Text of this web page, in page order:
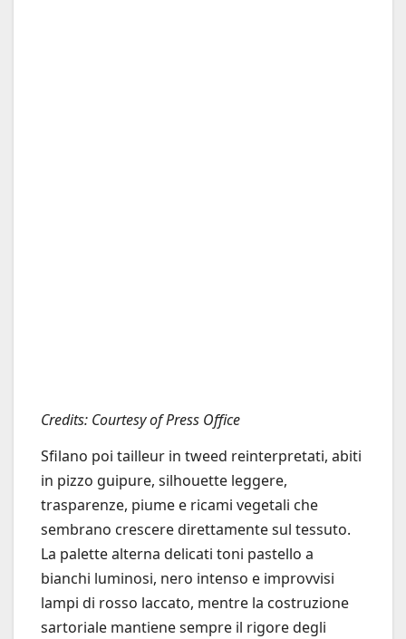
Credits: Courtesy of Press Office
Sfilano poi tailleur in tweed reinterpretati, abiti
in pizzo guipure, silhouette leggere,
trasparenze, piume e ricami vegetali che
sembrano crescere direttamente sul tessuto.
La palette alterna delicati toni pastello a
bianchi luminosi, nero intenso e improvvisi
lampi di rosso laccato, mentre la costruzione
sartoriale mantiene sempre il rigore degli